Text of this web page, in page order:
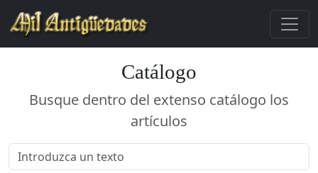
Catálogo
Busque dentro del extenso catálogo los
artículos